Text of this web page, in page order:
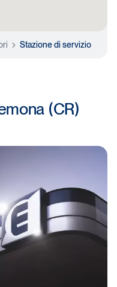
Stazione di servizio
(CR)